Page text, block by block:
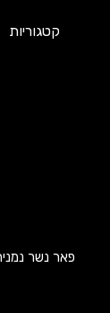
קטגוריות
פאר נשר